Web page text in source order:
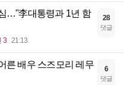
…"李대통령과 1년 함
3 21:13
28
댓글
른 배우 스즈모리 레무
6
댓글